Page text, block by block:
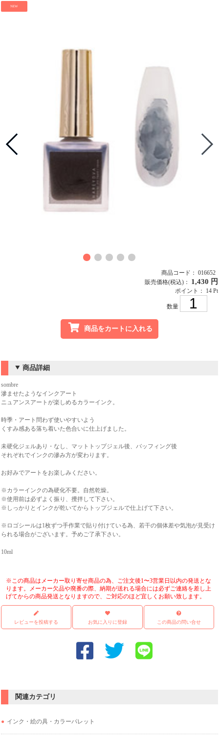
NEW
商品コード： 016652
販売価格(税込)： 1,430 円
ポイント： 14 Pt
数量
商品をカートに入れる
商品詳細
sombre
滲ませたようなインクアート
ニュアンスアートが楽しめるカラーインク。
時季・アート問わず使いやすいよう
くすみ感ある落ち着いた色合いに仕上げました。
未硬化ジェルあり・なし、マットトップジェル後、バッフィング後
それぞれでインクの滲み方が変わります。
お好みでアートをお楽しみください。
※カラーインクの為硬化不要。自然乾燥。
※使用前は必ずよく振り、攪拌して下さい。
※しっかりとインクが乾いてからトップジェルで仕上げて下さい。
※ロゴシールは1枚ずつ手作業で貼り付けている為、若干の個体差や気泡が見受け
られる場合がございます。予めご了承下さい。
10ml
※この商品はメーカー取り寄せ商品の為、ご注文後1〜3営業日以内の発送とな
ります。メーカー欠品や廃番の際、納期が送れる場合には必ずご連絡を差し上
げてからの商品発送となりますので、ご対応のほど宜しくお願い致します。
レビューを投稿する お気に入りに登録 この商品の問い合せ
関連カテゴリ
インク・絵の具・カラーパレット